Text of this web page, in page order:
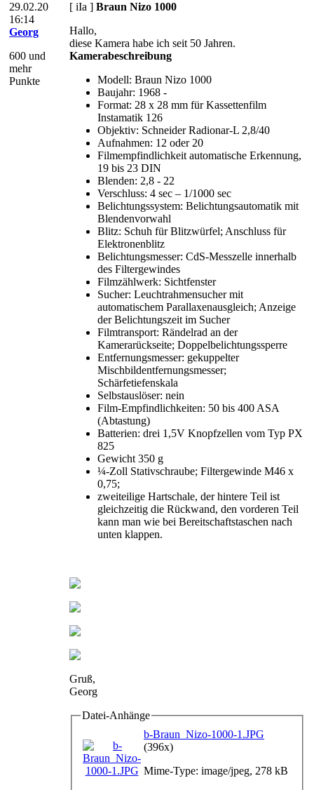
29.02.20
16:14
Georg
600 und
mehr
Punkte
[ iIa ] Braun Nizo 1000
Hallo,
diese Kamera habe ich seit 50 Jahren.
Kamerabeschreibung
Modell: Braun Nizo 1000
Baujahr: 1968 -
Format: 28 x 28 mm für Kassettenfilm
Instamatik 126
Objektiv: Schneider Radionar-L 2,8/40
Aufnahmen: 12 oder 20
Filmempfindlichkeit automatische Erkennung,
19 bis 23 DIN
Blenden: 2,8 - 22
Verschluss: 4 sec – 1/1000 sec
Belichtungssystem: Belichtungsautomatik mit
Blendenvorwahl
Blitz: Schuh für Blitzwürfel; Anschluss für
Elektronenblitz
Belichtungsmesser: CdS-Messzelle innerhalb
des Filtergewindes
Filmzählwerk: Sichtfenster
Sucher: Leuchtrahmensucher mit
automatischem Parallaxenausgleich; Anzeige
der Belichtungszeit im Sucher
Filmtransport: Rändelrad an der
Kamerarückseite; Doppelbelichtungssperre
Entfernungsmesser: gekuppelter
Mischbildentfernungsmesser;
Schärfetiefenskala
Selbstauslöser: nein
Film-Empfindlichkeiten: 50 bis 400 ASA
(Abtastung)
Batterien: drei 1,5V Knopfzellen vom Typ PX
825
Gewicht 350 g
¼-Zoll Stativschraube; Filtergewinde M46 x
0,75;
zweiteilige Hartschale, der hintere Teil ist
gleichzeitig die Rückwand, den vorderen Teil
kann man wie bei Bereitschaftstaschen nach
unten klappen.
Gruß,
Georg
Datei-Anhänge
b-Braun_Nizo-1000-1.JPG
(396x)
Mime-Type: image/jpeg, 278 kB